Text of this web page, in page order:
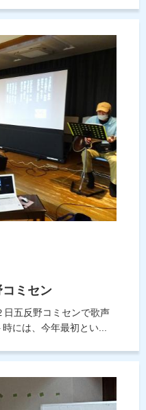
ミセン
五反野コミセンで歌声
には、今年最初とい...